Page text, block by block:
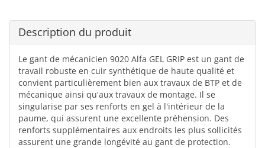
Description du produit
Le gant de mécanicien 9020 Alfa GEL GRIP est un gant de
travail robuste en cuir synthétique de haute qualité et
convient particulièrement bien aux travaux de BTP et de
mécanique ainsi qu'aux travaux de montage. Il se
singularise par ses renforts en gel à l'intérieur de la
paume, qui assurent une excellente préhension. Des
renforts supplémentaires aux endroits les plus sollicités
assurent une grande longévité au gant de protection.